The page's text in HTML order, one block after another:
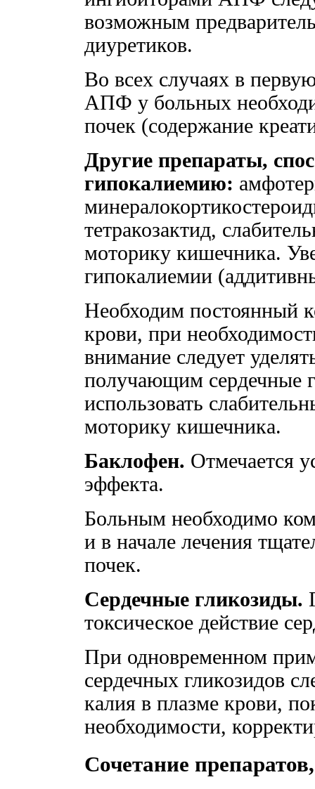
возможным
диуретиков.
Во всех случаях в
АПФ у больных
почек (содержание
Другие препараты,
гипокалиемию:
тетракозактид,
моторику кишечника.
гипокалиемии
Необходим постоянный
крови, при
внимание следует
получающим сердечные
использовать
моторику кишечника.
Баклофен. Отмечается
эффекта.
Больным необходимо
и в начале лечения
почек.
Сердечные гликозиды.
токсическое действие
При одновременном
сердечных гликозидов
калия в плазме крови,
необходимости,
Сочетание